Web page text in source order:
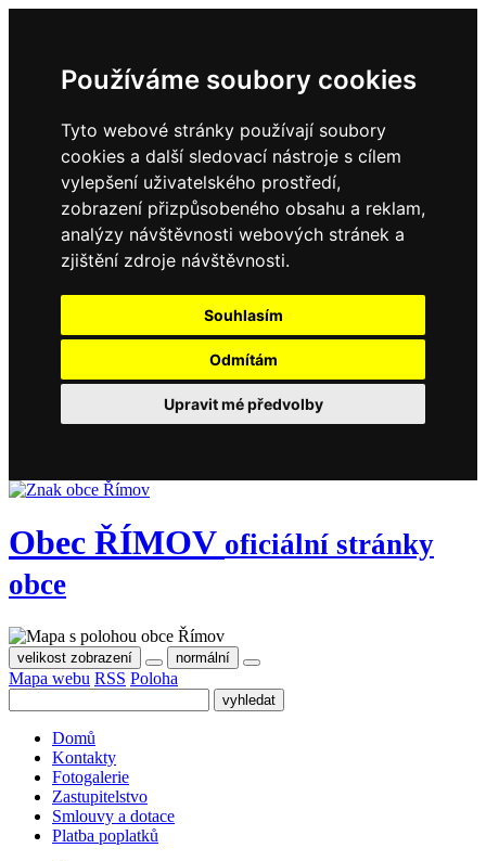
Používáme soubory cookies
Tyto webové stránky používají soubory
cookies a další sledovací nástroje s cílem
vylepšení uživatelského prostředí,
zobrazení přizpůsobeného obsahu a reklam,
analýzy návštěvnosti webových stránek a
zjištění zdroje návštěvnosti.
Souhlasím
Odmítám
Upravit mé předvolby
Obec ŘÍMOV oficiální stránky
obce
velikost zobrazení normální
Mapa webu RSS Poloha
Domů
Kontakty
Fotogalerie
Zastupitelstvo
Smlouvy a dotace
Platba poplatků